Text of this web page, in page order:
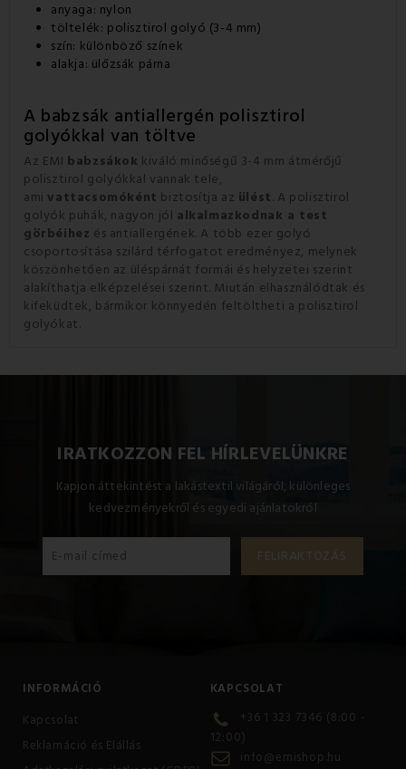
anyaga: nylon
töltelék: polisztirol golyó (3-4 mm)
szín: különböző színek
alakja: ülőzsák párna
A babzsák antiallergén polisztirol
golyókkal van töltve
Az EMI babzsákok kiváló minőségű 3-4 mm átmérőjű
polisztirol golyókkal vannak tele,
ami vattacsomóként biztosítja az ülést. A polisztirol
golyók puhák, nagyon jól alkalmazkodnak a test
görbéihez és antiallergének. A több ezer golyó
csoportosítása szilárd térfogatot eredményez, melynek
köszönhetően az üléspárnát formái és helyzetei szerint
alakíthatja elképzelései szerint. Miután elhasználódtak és
kifeküdtek, bármikor könnyedén feltöltheti a polisztirol
golyókat.
IRATKOZZON FEL HÍRLEVELÜNKRE
Kapjon áttekintést a lakástextil világáról, különleges
kedvezményekről és egyedi ajánlatokról
INFORMÁCIÓ
Kapcsolat
Reklamáció és Elállás
KAPCSOLAT
+36 1 323 7346 (8:00 -
12:00)
info@emishop.hu